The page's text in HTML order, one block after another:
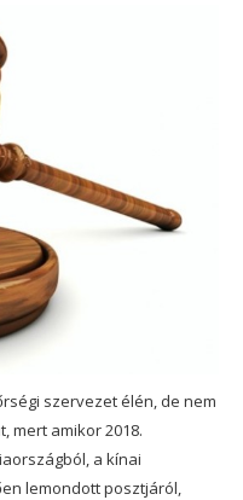
szervezet élén, de nem
mert amikor 2018.
a kínai
lemondott posztjáról,